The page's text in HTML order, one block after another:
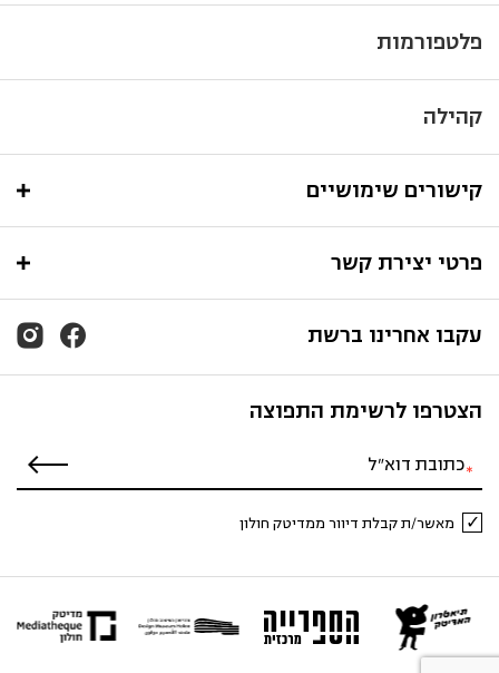
פלטפורמות
קהילה
קישורים שימושיים
פרטי יצירת קשר
עקבו אחרינו ברשת
הצטרפו לרשימת התפוצה
מאשר/ת קבלת דיוור ממדיטק חולון